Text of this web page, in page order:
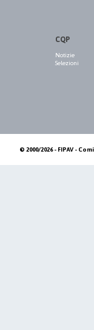
CQP
Notizie
Selezioni
© 2000/2026 - FIPAV -